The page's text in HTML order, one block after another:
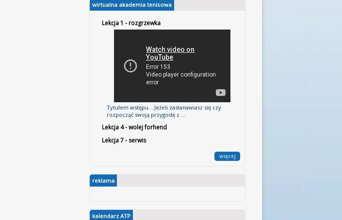
wirtualna akademia tenisowa
Lekcja 1 - rozgrzewka
Tytułem wstępu... Jeżeli zastanawiasz się czy
rozpocząć swoją przygodę z ...
Lekcja 4 - wolej forhend
Lekcja 7 - serwis
więcej
reklama
kalendarz ATP